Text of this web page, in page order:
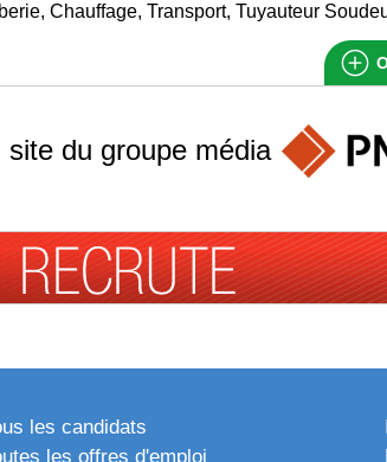
Chauffage, Transport, Tuyauteur
du groupe média
les candidats
les offres d'emploi